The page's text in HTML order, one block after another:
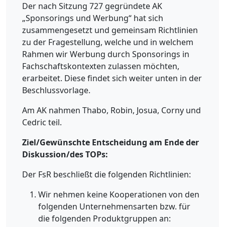
Der nach Sitzung 727 gegründete AK
„Sponsorings und Werbung“ hat sich
zusammengesetzt und gemeinsam Richtlinien
zu der Fragestellung, welche und in welchem
Rahmen wir Werbung durch Sponsorings in
Fachschaftskontexten zulassen möchten,
erarbeitet. Diese findet sich weiter unten in der
Beschlussvorlage.
Am AK nahmen Thabo, Robin, Josua, Corny und
Cedric teil.
Ziel/Gewünschte Entscheidung am Ende der
Diskussion/des TOPs:
Der FsR beschließt die folgenden Richtlinien:
Wir nehmen keine Kooperationen von den
folgenden Unternehmensarten bzw. für
die folgenden Produktgruppen an: